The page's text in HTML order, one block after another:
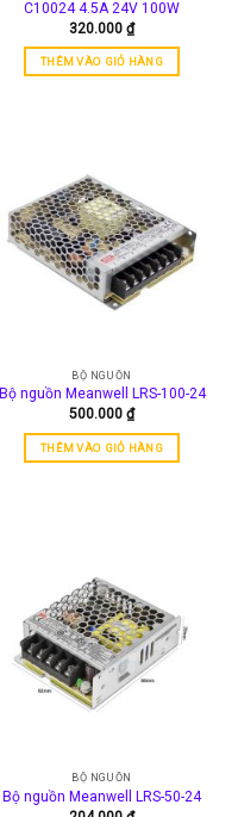
C10024 4.5A 24V 100W
320.000 ₫
THÊM VÀO GIỎ HÀNG
BỘ NGUỒN
Bộ nguồn Meanwell LRS-100-24
500.000 ₫
THÊM VÀO GIỎ HÀNG
BỘ NGUỒN
Bộ nguồn Meanwell LRS-50-24